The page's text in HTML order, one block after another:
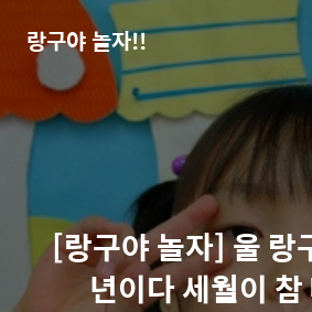
랑구야 놀자!!
[랑구야 놀자] 울 랑
년이다 세월이